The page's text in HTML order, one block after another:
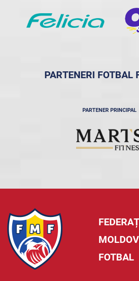
PARTENERI FOTBAL
PARTENER PRINCIPAL
FOTBAL